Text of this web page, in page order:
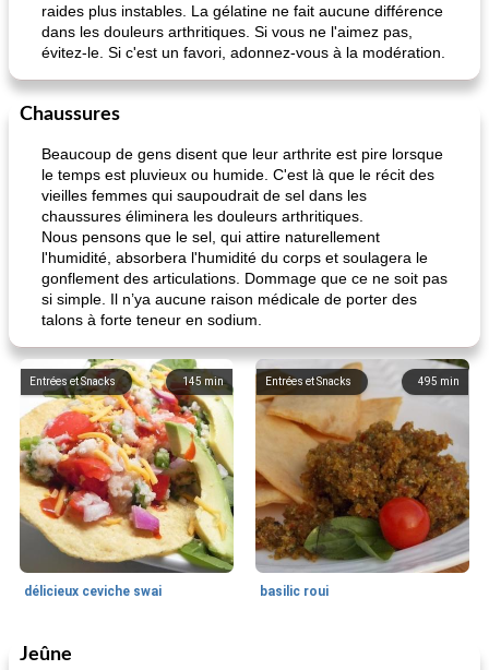
raides plus instables. La gélatine ne fait aucune différence
dans les douleurs arthritiques. Si vous ne l'aimez pas,
évitez-le. Si c'est un favori, adonnez-vous à la modération.
Chaussures
Beaucoup de gens disent que leur arthrite est pire lorsque
le temps est pluvieux ou humide. C'est là que le récit des
vieilles femmes qui saupoudrait de sel dans les
chaussures éliminera les douleurs arthritiques.
Nous pensons que le sel, qui attire naturellement
l'humidité, absorbera l'humidité du corps et soulagera le
gonflement des articulations. Dommage que ce ne soit pas
si simple. Il n’ya aucune raison médicale de porter des
talons à forte teneur en sodium.
145 min
Entrées et Snacks
délicieux ceviche swai
495 min
Entrées et Snacks
basilic roui
Déjeuner / Snacks
Jeûne